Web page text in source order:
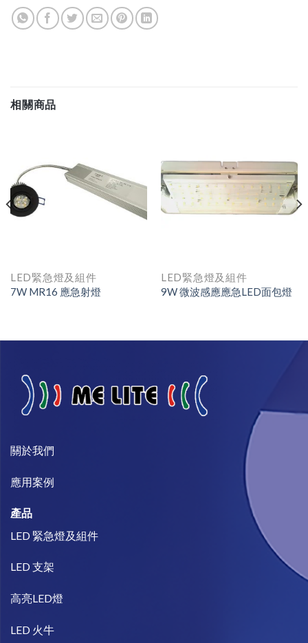
相關商品
LED緊急燈及組件
7W MR16 應急射燈
LED緊急燈及組件
9W 微波感應應急LED面包燈
關於我們​
​應用案例
產品
LED 緊急燈及組件
LED 支架
高亮LED燈
LED 火牛